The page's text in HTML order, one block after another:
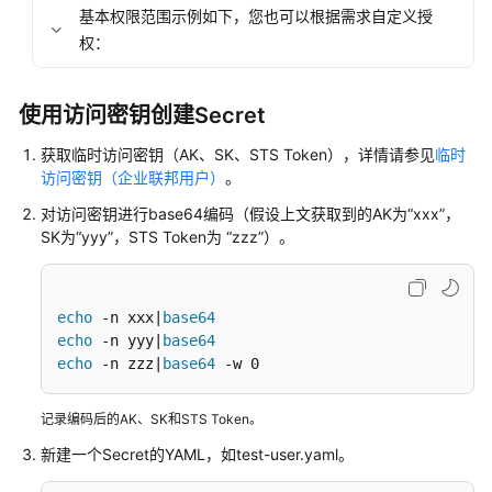
指
高
操
作
一
览
节
点
池
基本权限范围示例如下，您也可以根据需求自定义授
权：
使用访问密钥创建Secret
获取临时访问密钥（AK、SK、STS Token），详情请参见临时
访问密钥（企业联邦用户） 。
对访问密钥进行base64编码（假设上文获取到的AK为“xxx”，
SK为“yyy”，STS Token为 “zzz”）。
echo -n xxx|
base64
echo -n yyy|
base64
echo -n zzz| base64 -w 0
记录编码后的AK、SK和STS Token。
新建一个Secret的YAML，如test-user.yaml。